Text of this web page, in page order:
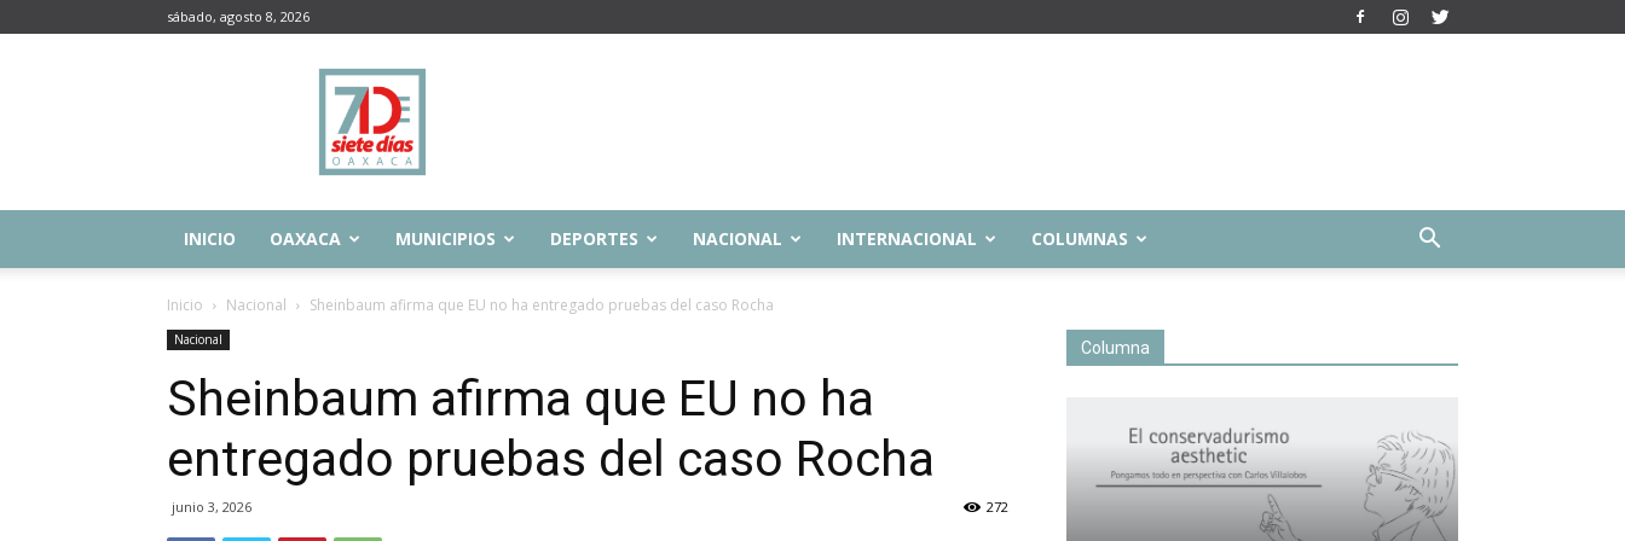
sábado, agosto 8, 2026
Siete
Días
Oaxaca
INICIO OAXACA MUNICIPIOS DEPORTES NACIONAL INTERNACIONAL COLUMNAS
Inicio Nacional Sheinbaum afirma que EU no ha entregado pruebas del caso Rocha
Nacional
Sheinbaum afirma que EU no ha
entregado pruebas del caso Rocha
junio 3, 2026 272
Columna